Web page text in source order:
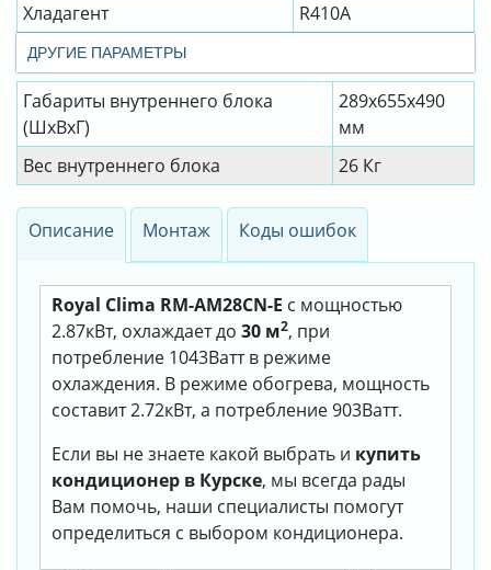
Хладагент R410A
ДРУГИЕ ПАРАМЕТРЫ
Габариты внутреннего блока
(ШхВхГ)
289x655x490
мм
Вес внутреннего блока
26 Кг
Описание Монтаж Коды ошибок
Royal Clima RM-AM28CN-E с мощностью
2.87кВт, охлаждает до 30 м2, при
потребление 1043Ватт в режиме
охлаждения. В режиме обогрева, мощность
составит 2.72кВт, а потребление 903Ватт.
Если вы не знаете какой выбрать и купить
кондиционер в Курске, мы всегда рады
Вам помочь, наши специалисты помогут
определиться с выбором кондиционера.